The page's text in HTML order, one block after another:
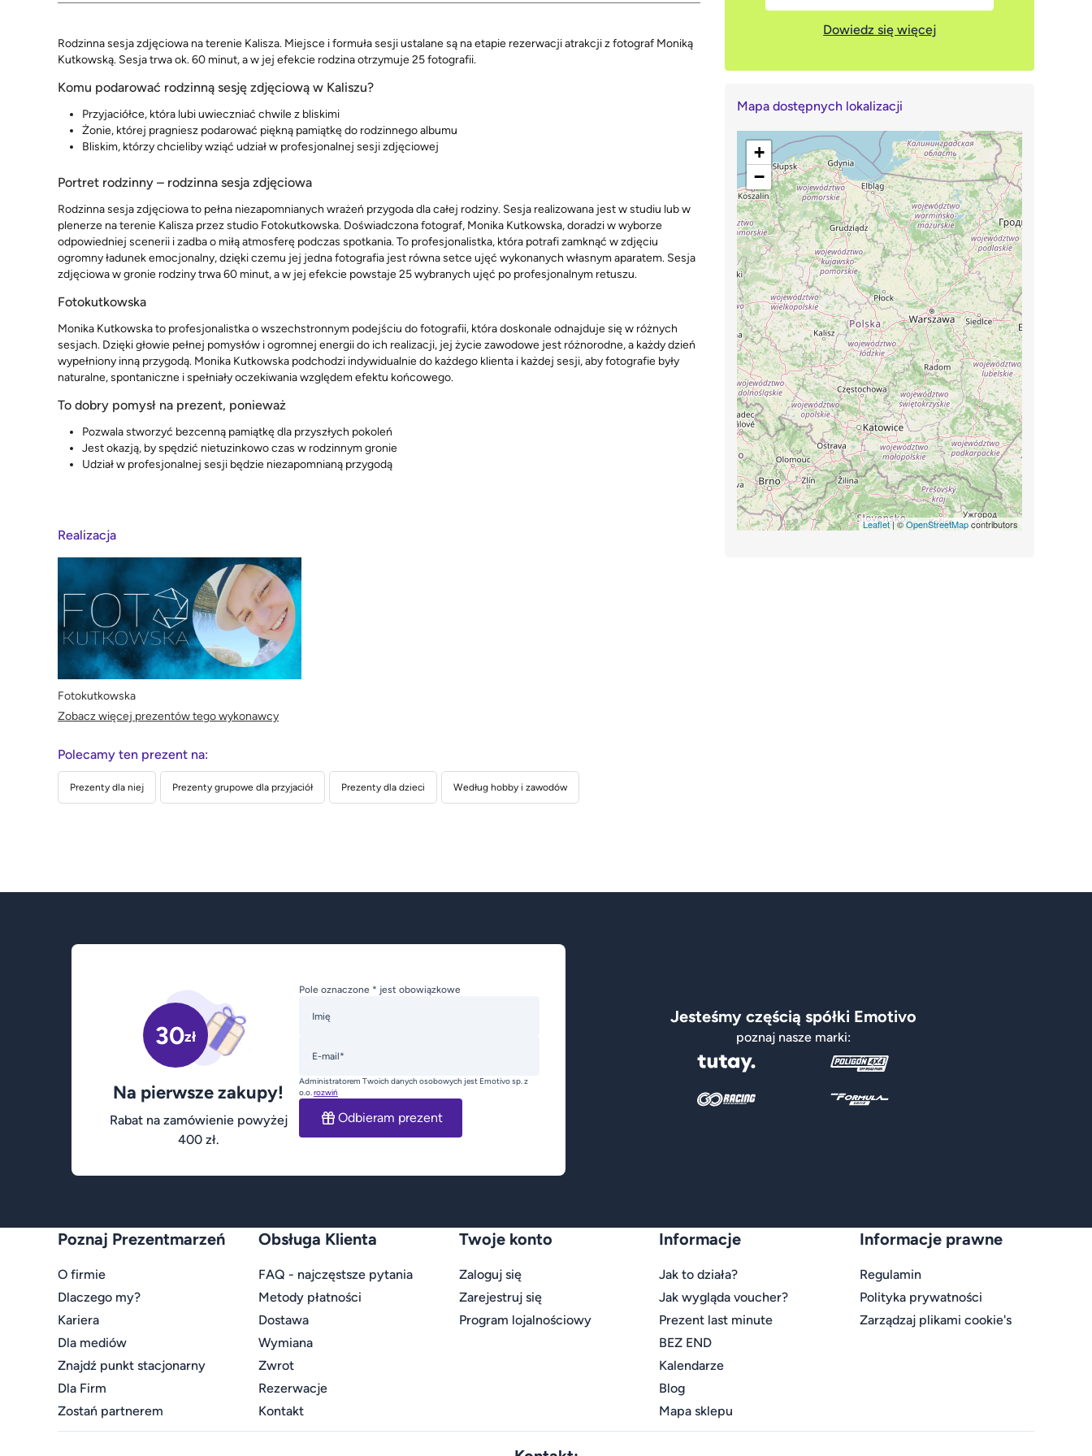
Rodzinna sesja zdjęciowa na terenie Kalisza. Miejsce i formuła sesji ustalane są na etapie rezerwacji atrakcji z fotograf Moniką
Kutkowską. Sesja trwa ok. 60 minut, a w jej efekcie rodzina otrzymuje 25 fotografii.
Komu podarować rodzinną sesję zdjęciową w Kaliszu?
Przyjaciółce, która lubi uwieczniać chwile z bliskimi
Żonie, której pragniesz podarować piękną pamiątkę do rodzinnego albumu
Bliskim, którzy chcieliby wziąć udział w profesjonalnej sesji zdjęciowej
Portret rodzinny – rodzinna sesja zdjęciowa
Rodzinna sesja zdjęciowa to pełna niezapomnianych wrażeń przygoda dla całej rodziny. Sesja realizowana jest w studiu lub w
plenerze na terenie Kalisza przez studio Fotokutkowska. Doświadczona fotograf, Monika Kutkowska, doradzi w wyborze
odpowiedniej scenerii i zadba o miłą atmosferę podczas spotkania. To profesjonalistka, która potrafi zamknąć w zdjęciu
ogromny ładunek emocjonalny, dzięki czemu jej jedna fotografia jest równa setce ujęć wykonanych własnym aparatem. Sesja
zdjęciowa w gronie rodziny trwa 60 minut, a w jej efekcie powstaje 25 wybranych ujęć po profesjonalnym retuszu.
Fotokutkowska
Monika Kutkowska to profesjonalistka o wszechstronnym podejściu do fotografii, która doskonale odnajduje się w różnych
sesjach. Dzięki głowie pełnej pomysłów i ogromnej energii do ich realizacji, jej życie zawodowe jest różnorodne, a każdy dzień
wypełniony inną przygodą. Monika Kutkowska podchodzi indywidualnie do każdego klienta i każdej sesji, aby fotografie były
naturalne, spontaniczne i spełniały oczekiwania względem efektu końcowego.
To dobry pomysł na prezent, ponieważ
Pozwala stworzyć bezcenną pamiątkę dla przyszłych pokoleń
Jest okazją, by spędzić nietuzinkowo czas w rodzinnym gronie
Udział w profesjonalnej sesji będzie niezapomnianą przygodą
Realizacja
Fotokutkowska
Zobacz więcej prezentów tego wykonawcy
Polecamy ten prezent na:
Prezenty dla niej Prezenty grupowe dla przyjaciół Prezenty dla dzieci Według hobby i zawodów
Dowiedz się więcej
Mapa dostępnych lokalizacji
+
−
Leaflet| ©OpenStreetMapcontributors
30zł
Na pierwsze zakupy!
Rabat na zamówienie powyżej
400 zł.
Pole oznaczone * jest obowiązkowe
Imię
E-mail*
Administratorem Twoich danych osobowych jest Emotivo sp. z
o.o.rozwiń
Odbieram prezent
Jesteśmy częścią spółki Emotivo
poznaj nasze marki:
Poznaj Prezentmarzeń
O firmie
Dlaczego my?
Kariera
Dla mediów
Znajdź punkt stacjonarny
Dla Firm
Zostań partnerem
Obsługa Klienta
FAQ - najczęstsze pytania
Metody płatności
Dostawa
Wymiana
Zwrot
Rezerwacje
Kontakt
Twoje konto
Zaloguj się
Zarejestruj się
Program lojalnościowy
Informacje
Jak to działa?
Jak wygląda voucher?
Prezent last minute
BEZ END
Kalendarze
Blog
Mapa sklepu
Informacje prawne
Regulamin
Polityka prywatności
Zarządzaj plikami cookie's